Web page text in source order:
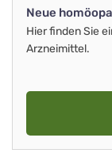
Neue
Hier finden Sie
Arzneimittel.